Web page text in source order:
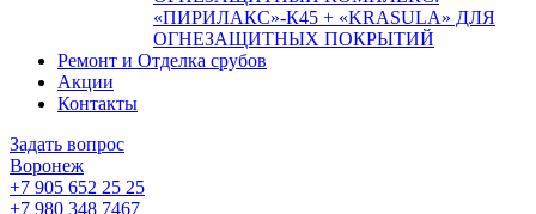
«ПИРИЛАКС»-К45 + «KRASULA» ДЛЯ
ОГНЕЗАЩИТНЫХ ПОКРЫТИЙ
Ремонт и Отделка срубов
Акции
Контакты
Задать вопрос
Воронеж
+7 905 652 25 25
+7 980 348 7467